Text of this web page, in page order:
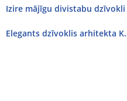
Izire mājīgu divistabu dzīvokli
Elegants dzīvoklis arhitekta